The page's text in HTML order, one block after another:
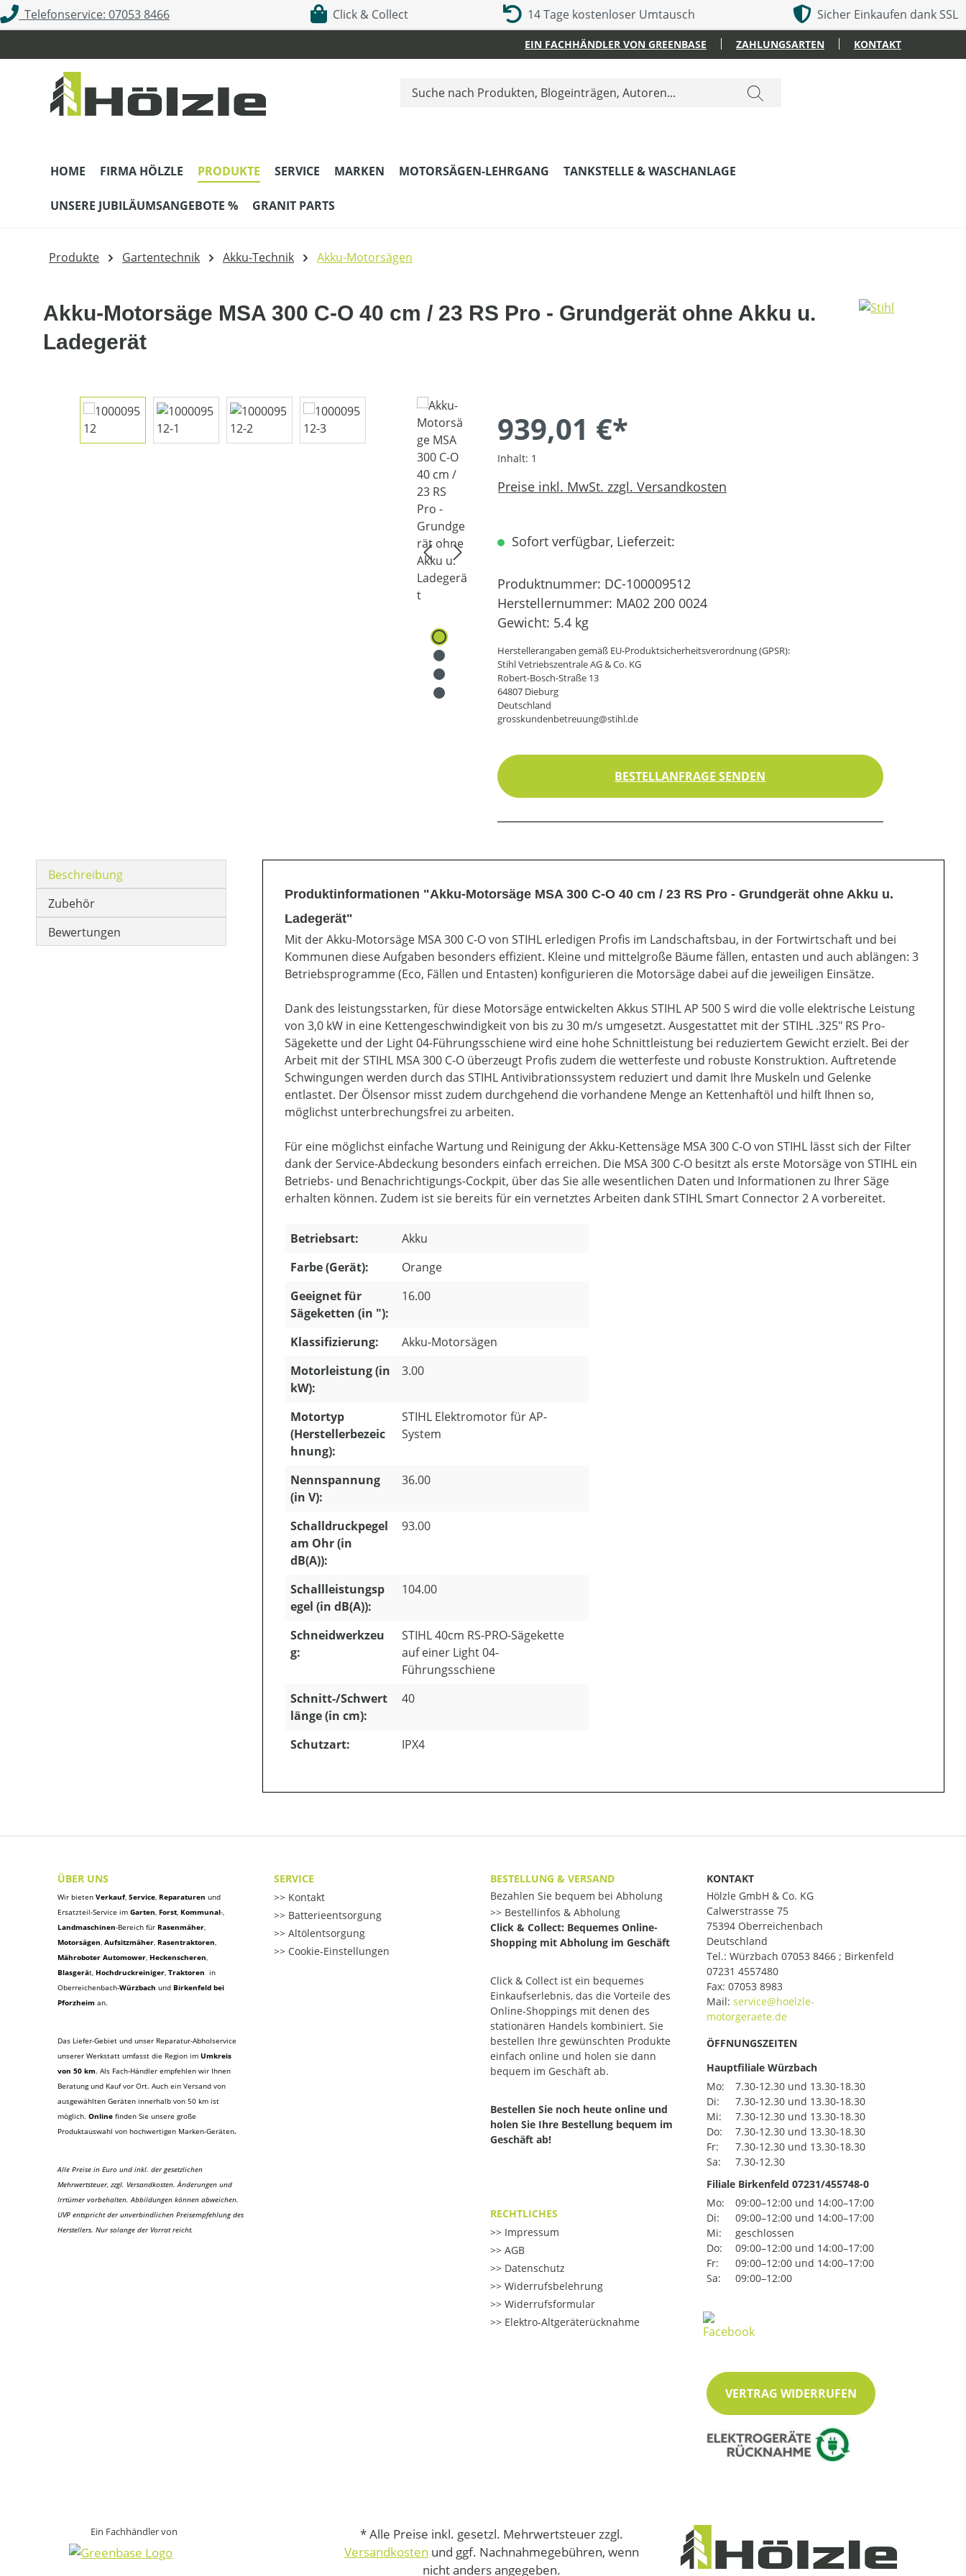
Hauptinhalt springen
Zur Suche springen
Zur Hauptnavigation springen
Telefonservice: 07053 8466 Click & Collect 14 Tage kostenloser Umtausch Sicher Einkaufen dank SSL
EIN FACHHÄNDLER VON GREENBASE ZAHLUNGSARTEN KONTAKT
HOME FIRMA HÖLZLE PRODUKTE SERVICE MARKEN MOTORSÄGEN-LEHRGANG TANKSTELLE & WASCHANLAGE
UNSERE JUBILÄUMSANGEBOTE % GRANIT PARTS
Produkte Gartentechnik Akku-Technik Akku-Motorsägen
Akku-Motorsäge MSA 300 C-O 40 cm / 23 RS Pro - Grundgerät ohne Akku u.
Ladegerät
Bildergalerie überspringen
939,01 €*
Inhalt: 1
Preise inkl. MwSt. zzgl. Versandkosten
Sofort verfügbar, Lieferzeit:
Produktnummer: DC-100009512
Herstellernummer: MA02 200 0024
Gewicht: 5.4 kg
Herstellerangaben gemäß EU-Produktsicherheitsverordnung (GPSR):
Stihl Vetriebszentrale AG & Co. KG
Robert-Bosch-Straße 13
64807 Dieburg
Deutschland
grosskundenbetreuung@stihl.de
BESTELLANFRAGE SENDEN
Beschreibung
Zubehör
Bewertungen
Produktinformationen "Akku-Motorsäge MSA 300 C-O 40 cm / 23 RS Pro - Grundgerät ohne Akku u.
Ladegerät"
Mit der Akku-Motorsäge MSA 300 C-O von STIHL erledigen Profis im Landschaftsbau, in der Fortwirtschaft und bei
Kommunen diese Aufgaben besonders effizient. Kleine und mittelgroße Bäume fällen, entasten und auch ablängen: 3
Betriebsprogramme (Eco, Fällen und Entasten) konfigurieren die Motorsäge dabei auf die jeweiligen Einsätze.
Dank des leistungsstarken, für diese Motorsäge entwickelten Akkus STIHL AP 500 S wird die volle elektrische Leistung
von 3,0 kW in eine Kettengeschwindigkeit von bis zu 30 m/s umgesetzt. Ausgestattet mit der STIHL .325" RS Pro-
Sägekette und der Light 04-Führungsschiene wird eine hohe Schnittleistung bei reduziertem Gewicht erzielt. Bei der
Arbeit mit der STIHL MSA 300 C-O überzeugt Profis zudem die wetterfeste und robuste Konstruktion. Auftretende
Schwingungen werden durch das STIHL Antivibrationssystem reduziert und damit Ihre Muskeln und Gelenke
entlastet. Der Ölsensor misst zudem durchgehend die vorhandene Menge an Kettenhaftöl und hilft Ihnen so,
möglichst unterbrechungsfrei zu arbeiten.
Für eine möglichst einfache Wartung und Reinigung der Akku-Kettensäge MSA 300 C-O von STIHL lässt sich der Filter
dank der Service-Abdeckung besonders einfach erreichen. Die MSA 300 C-O besitzt als erste Motorsäge von STIHL ein
Betriebs- und Benachrichtigungs-Cockpit, über das Sie alle wesentlichen Daten und Informationen zu Ihrer Säge
erhalten können. Zudem ist sie bereits für ein vernetztes Arbeiten dank STIHL Smart Connector 2 A vorbereitet.
Betriebsart:
Akku
Farbe (Gerät):
Orange
Geeignet für
Sägeketten (in "):
16.00
Klassifizierung:
Akku-Motorsägen
Motorleistung (in
kW):
3.00
Motortyp
(Herstellerbezeic
hnung):
STIHL Elektromotor für AP-
System
Nennspannung
(in V):
36.00
Schalldruckpegel
am Ohr (in
dB(A)):
93.00
Schallleistungsp
egel (in dB(A)):
104.00
Schneidwerkzeu
g:
STIHL 40cm RS-PRO-Sägekette
auf einer Light 04-
Führungsschiene
Schnitt-/Schwert
länge (in cm):
40
Schutzart: IPX4
ÜBER UNS
Wir bieten Verkauf, Service, Reparaturen und
Ersatzteil-Service im Garten, Forst, Kommunal-,
Landmaschinen-Bereich für Rasenmäher,
Motorsägen, Aufsitzmäher, Rasentraktoren,
Mähroboter Automower, Heckenscheren,
Blasgerät, Hochdruckreiniger, Traktoren in
Oberreichenbach-Würzbach und Birkenfeld bei
Pforzheim an.
Das Liefer-Gebiet und unser Reparatur-Abholservice
unserer Werkstatt umfasst die Region im Umkreis
von 50 km. Als Fach-Händler empfehlen wir Ihnen
Beratung und Kauf vor Ort. Auch ein Versand von
ausgewählten Geräten innerhalb von 50 km ist
möglich. Online finden Sie unsere große
Produktauswahl von hochwertigen Marken-Geräten.
Alle Preise in Euro und inkl. der gesetzlichen
Mehrwertsteuer, zzgl. Versandkosten. Änderungen und
Irrtümer vorbehalten. Abbildungen können abweichen.
UVP entspricht der unverbindlichen Preisempfehlung des
Herstellers. Nur solange der Vorrat reicht.
SERVICE
Kontakt
Batterieentsorgung
Altölentsorgung
Cookie-Einstellungen
BESTELLUNG & VERSAND
Bezahlen Sie bequem bei Abholung
Bestellinfos & Abholung
Click & Collect: Bequemes Online-
Shopping mit Abholung im Geschäft
Click & Collect ist ein bequemes
Einkaufserlebnis, das die Vorteile des
Online-Shoppings mit denen des
stationären Handels kombiniert. Sie
bestellen Ihre gewünschten Produkte
einfach online und holen sie dann
bequem im Geschäft ab.
Bestellen Sie noch heute online und
holen Sie Ihre Bestellung bequem im
Geschäft ab!
RECHTLICHES
Impressum
AGB
Datenschutz
Widerrufsbelehrung
Widerrufsformular
Elektro-Altgeräterücknahme
KONTAKT
Hölzle GmbH & Co. KG
Calwerstrasse 75
75394 Oberreichenbach
Deutschland
Tel.: Würzbach 07053 8466 ; Birkenfeld
07231 4557480
Fax: 07053 8983
Mail:
ÖFFNUNGSZEITEN
Hauptfiliale Würzbach
Mo:
7.30-12.30 und 13.30-18.30
Di:
7.30-12.30 und 13.30-18.30
Mi:
7.30-12.30 und 13.30-18.30
Do:
7.30-12.30 und 13.30-18.30
Fr:
7.30-12.30 und 13.30-18.30
Sa:
7.30-12.30
Filiale Birkenfeld 07231/455748-0
Mo:
09:00–12:00 und 14:00–17:00
Di:
09:00–12:00 und 14:00–17:00
Mi:
geschlossen
Do:
09:00–12:00 und 14:00–17:00
Fr:
09:00–12:00 und 14:00–17:00
Sa:
09:00–12:00
VERTRAG WIDERRUFEN
Ein Fachhändler von
* Alle Preise inkl. gesetzl. Mehrwertsteuer zzgl.
Versandkosten und ggf. Nachnahmegebühren, wenn
nicht anders angegeben.